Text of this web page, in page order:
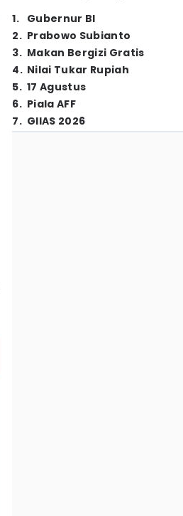
1. Gubernur BI
2. Prabowo Subianto
3. Makan Bergizi Gratis
4. Nilai Tukar Rupiah
5. 17 Agustus
6. Piala AFF
7. GIIAS 2026